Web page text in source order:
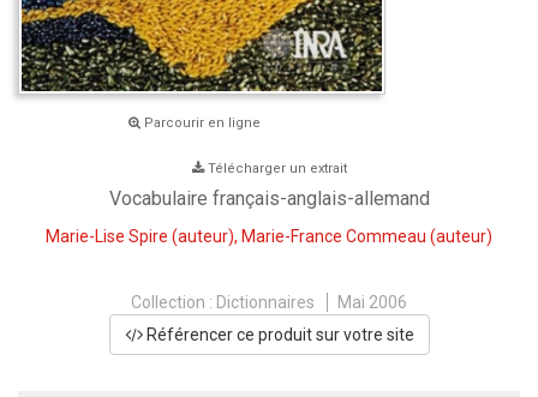
Parcourir en ligne
Télécharger un extrait
Vocabulaire français-anglais-allemand
Marie-Lise Spire (auteur), Marie-France Commeau (auteur)
Collection : Dictionnaires
Mai 2006
Référencer ce produit sur votre site